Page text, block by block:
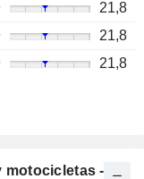
21,8
21,8
21,8
motocicletas -